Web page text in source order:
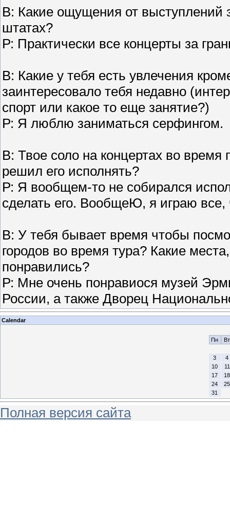
В: Какие ощущения от выступлений
штатах?
Р: Практически все концерты за
В: Какие у тебя есть увлечения
заинтересовало тебя недавно
спорт или какое то еще занятие?)
Р: Я люблю заниматься серфингом.
В: Твое соло на концертах во время
решил его исполнять?
Р: Я вообщем-то не собирался
сделать его. ВообщеЮ, я играю все,
В: У тебя бывает время чтобы
городов во время тура? Какие
понравились?
Р: Мне очень понравиося музей
России, а также Дворец
Calendar
Пн
Вт
3
4
10
11
17
18
24
25
31
Полная версия сайта